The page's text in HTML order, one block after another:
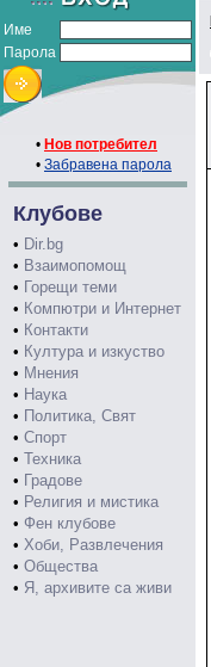
Име
Парола
• Нов потребител
• Забравена парола
Клубове
• Dir.bg
• Взаимопомощ
• Горещи теми
• Компютри и Интернет
• Контакти
• Култура и изкуство
• Мнения
• Наука
• Политика, Свят
• Спорт
• Техника
• Градове
• Религия и мистика
• Фен клубове
• Хоби, Развлечения
• Общества
• Я, архивите са живи